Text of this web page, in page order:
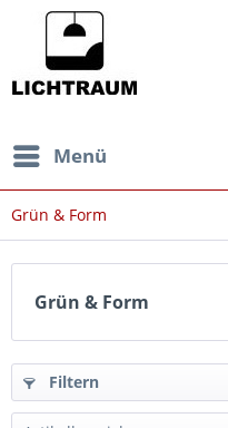
Menü
Grün & Form
Grün & Form
Filtern